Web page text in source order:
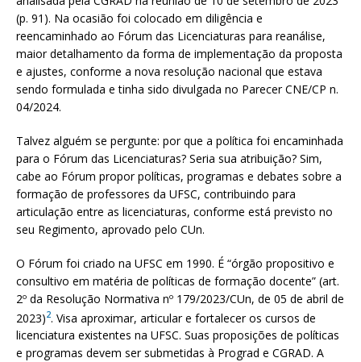
(p. 91). Na ocasião foi colocado em diligência e
reencaminhado ao Fórum das Licenciaturas para reanálise,
maior detalhamento da forma de implementação da proposta
e ajustes, conforme a nova resolução nacional que estava
sendo formulada e tinha sido divulgada no Parecer CNE/CP n.
04/2024.
Talvez alguém se pergunte: por que a política foi encaminhada
para o Fórum das Licenciaturas? Seria sua atribuição? Sim,
cabe ao Fórum propor políticas, programas e debates sobre a
formação de professores da UFSC, contribuindo para
articulação entre as licenciaturas, conforme está previsto no
seu Regimento, aprovado pelo CUn.
O Fórum foi criado na UFSC em 1990. É “órgão propositivo e
consultivo em matéria de políticas de formação docente” (art.
2º da Resolução Normativa nº 179/2023/CUn, de 05 de abril de
2023)2. Visa aproximar, articular e fortalecer os cursos de
licenciatura existentes na UFSC. Suas proposições de políticas
e programas devem ser submetidas à Prograd e CGRAD. A